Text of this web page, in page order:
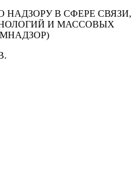
В СФЕРЕ СВЯЗИ,
И МАССОВЫХ